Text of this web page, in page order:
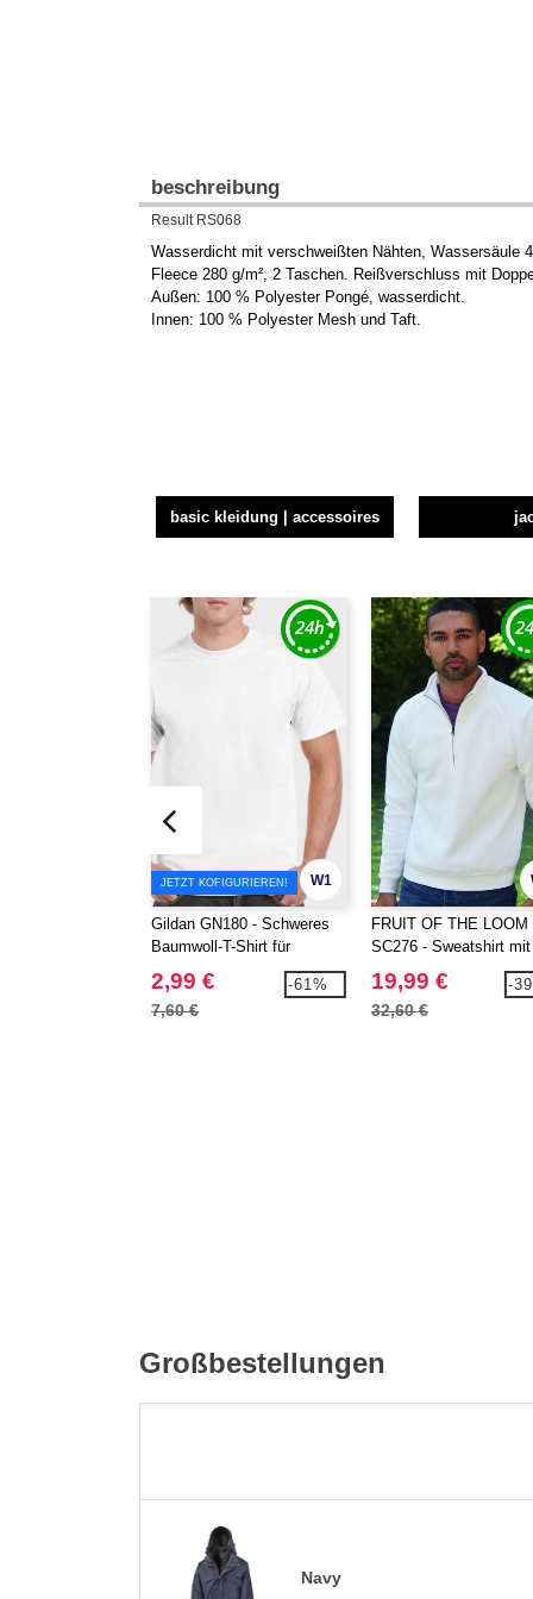
beschreibung
Result RS068
Wasserdicht mit verschweißten Nähten, Wassersäule
Fleece 280 g/m², 2 Taschen. Reißverschluss mit
Außen: 100 % Polyester Pongé, wasserdicht.
Innen: 100 % Polyester Mesh und Taft.
basic kleidung | accessoires
W1
JETZT KOFIGURIEREN!
Gildan GN180 - Schweres
Baumwoll-T-Shirt für
Erwachsene
2,99 €
7,60 €
-61%
FRUIT OF THE LOOM
SC276 - Sweatshirt mit
Raglanärmeln, Kragen
Reißverschluss
19,99 €
32,60 €
-
Großbestellungen
Navy